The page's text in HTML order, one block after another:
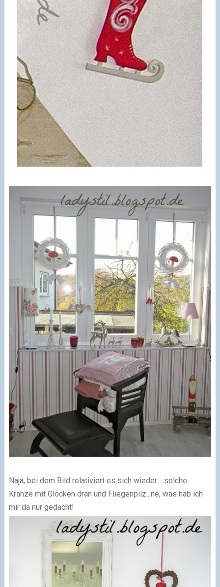
Naja, bei dem Bild relativiert es sich wieder.....solche
Kränze mit Glocken dran und Fliegenpilz...ne, was hab ich
mir da nur gedacht!